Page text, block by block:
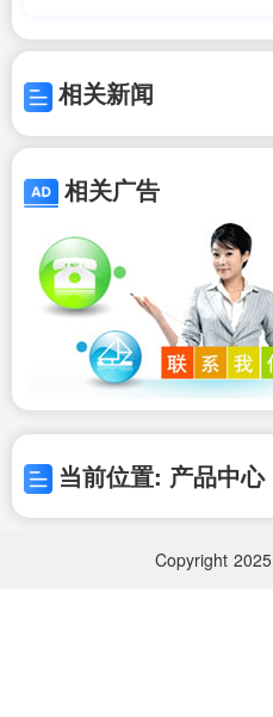
相关新闻
相关广告
当前位置: 产品中心
Copyright 2025